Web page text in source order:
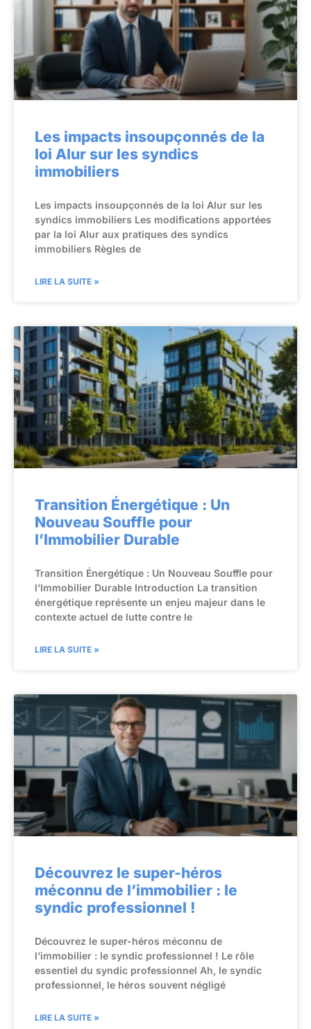
Les impacts insoupçonnés de la
loi Alur sur les syndics
immobiliers
Les impacts insoupçonnés de la loi Alur sur les
syndics immobiliers Les modifications apportées
par la loi Alur aux pratiques des syndics
immobiliers Règles de
LIRE LA SUITE »
Transition Énergétique : Un
Nouveau Souffle pour
l’Immobilier Durable
Transition Énergétique : Un Nouveau Souffle pour
l’Immobilier Durable Introduction La transition
énergétique représente un enjeu majeur dans le
contexte actuel de lutte contre le
LIRE LA SUITE »
Découvrez le super-héros
méconnu de l’immobilier : le
syndic professionnel !
Découvrez le super-héros méconnu de
l’immobilier : le syndic professionnel ! Le rôle
essentiel du syndic professionnel Ah, le syndic
professionnel, le héros souvent négligé
LIRE LA SUITE »